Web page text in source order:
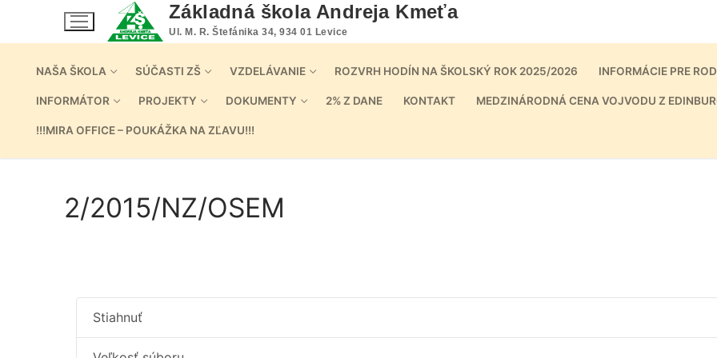
Základná škola Andreja Kmeťa
Ul. M. R. Štefánika 34, 934 01 Levice
NAŠA ŠKOLA SÚČASTI ZŠ VZDELÁVANIE ROZVRH HODÍN NA ŠKOLSKÝ ROK 2025/2026 INFORMÁCIE PRE
INFORMÁTOR PROJEKTY DOKUMENTY 2% Z DANE KONTAKT MEDZINÁRODNÁ CENA VOJVODU Z
!!!MIRA OFFICE – POUKÁŽKA NA ZĽAVU!!!
2/2015/NZ/OSEM
Stiahnuť